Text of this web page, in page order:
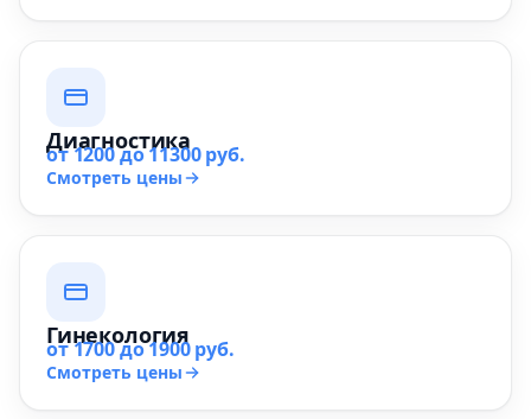
Диагностика
от 1200 до 11300 руб.
Смотреть цены
Гинекология
от 1700 до 1900 руб.
Смотреть цены